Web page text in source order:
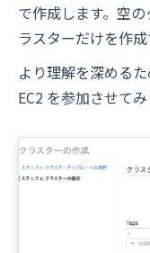
で作成します。空
ラスターだけを作成
より理解を深める
EC2 を参加させてみ